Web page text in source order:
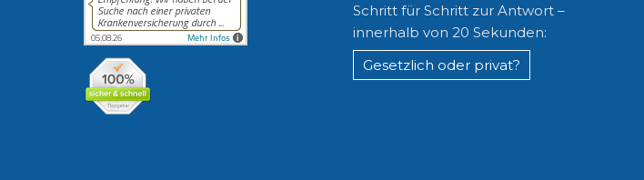
Schritt für Schritt zur Antwort –
innerhalb von 20 Sekunden:
Gesetzlich oder privat?